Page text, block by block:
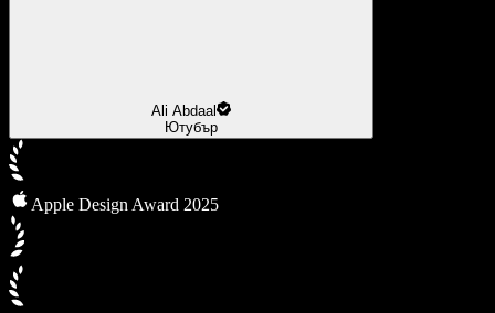
Ali Abdaal
Ютубър
Apple Design Award 2025